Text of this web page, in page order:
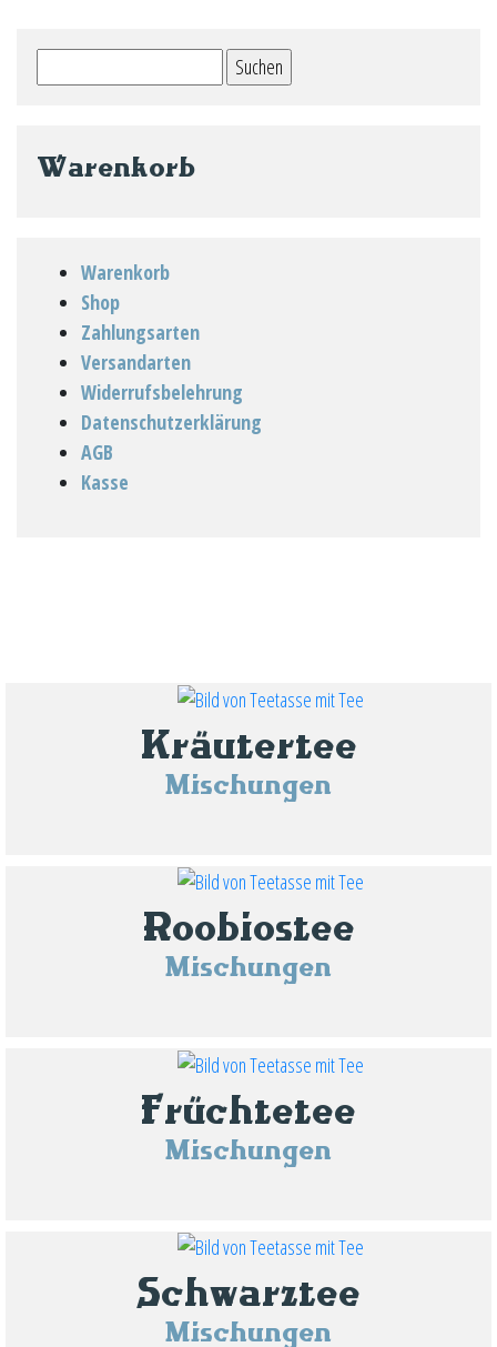
nach:
Warenkorb
Warenkorb
Shop
Zahlungsarten
Versandarten
Widerrufsbelehrung
Datenschutzerklärung
AGB
Kasse
Kräutertee
Mischungen
Roobiostee
Mischungen
Früchtetee
Mischungen
Schwarztee
Mischungen